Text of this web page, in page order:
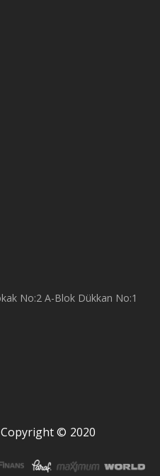
No:2 A-Blok Dükkan No:1
Copyright © 2020